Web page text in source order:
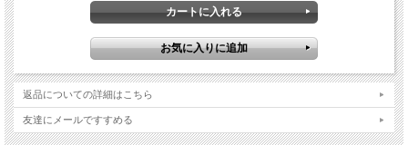
返品についての詳細はこちら
友達にメールですすめる